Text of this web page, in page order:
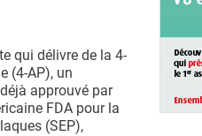
qui délivre de la 4-
(4-AP), un
approuvé par
FDA pour la
(SEP),